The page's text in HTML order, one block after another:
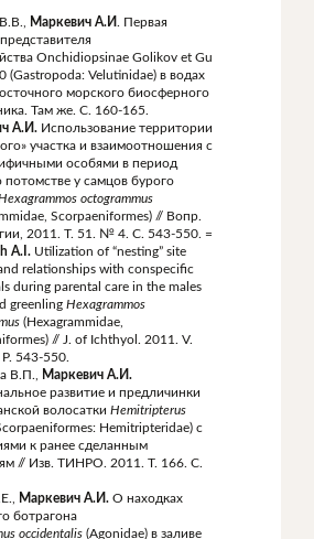
Маркевич А.И. Первая
Onchidiopsinae Golikov et Gu
(Gastropoda: Velutinidae) в водах
морского биосферного
Там же. С. 160-165.
А.И. Использование территории
участка и взаимоотношения с
особями в период
потомстве у самцов бурого
octogrammus
Scorpaeniformes) // Вопр.
2011. Т. 51. № 4. С. 543-550. =
A.I. Utilization of “nesting” site
relationships with conspecific
during parental care in the males
greenlingHexagrammos
(Hexagrammidae,
// J. of Ichthyol. 2011. V.
543-550.
В.П., Маркевич А.И.
развитие и предличинки
волосаткиHemitripterus
Hemitripteridae) с
к ранее сделанным
// Изв. ТИНРО. 2011. Т. 166. С.
Маркевич А.И. О находках
ботрагона
occidentalis (Agonidae) в заливе